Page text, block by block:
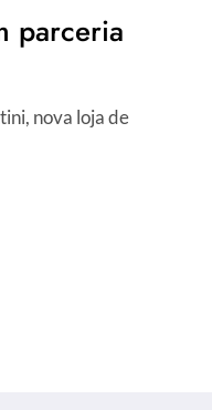
parceria
nova loja de